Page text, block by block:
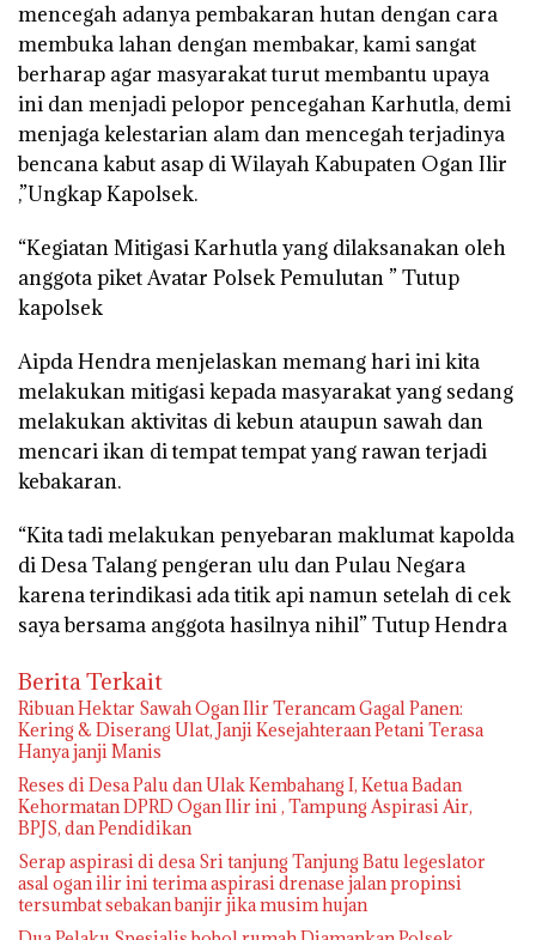
mencegah adanya pembakaran hutan dengan cara
membuka lahan dengan membakar, kami sangat
berharap agar masyarakat turut membantu upaya
ini dan menjadi pelopor pencegahan Karhutla, demi
menjaga kelestarian alam dan mencegah terjadinya
bencana kabut asap di Wilayah Kabupaten Ogan Ilir
,”Ungkap Kapolsek.
“Kegiatan Mitigasi Karhutla yang dilaksanakan oleh
anggota piket Avatar Polsek Pemulutan ” Tutup
kapolsek
Aipda Hendra menjelaskan memang hari ini kita
melakukan mitigasi kepada masyarakat yang sedang
melakukan aktivitas di kebun ataupun sawah dan
mencari ikan di tempat tempat yang rawan terjadi
kebakaran.
“Kita tadi melakukan penyebaran maklumat kapolda
di Desa Talang pengeran ulu dan Pulau Negara
karena terindikasi ada titik api namun setelah di cek
saya bersama anggota hasilnya nihil” Tutup Hendra
Berita Terkait
Ribuan Hektar Sawah Ogan Ilir Terancam Gagal Panen:
Kering & Diserang Ulat, Janji Kesejahteraan Petani Terasa
Reses di Desa Palu dan Ulak Kembahang I, Ketua Badan
Kehormatan DPRD Ogan Ilir ini , Tampung Aspirasi Air,
BPJS, dan Pendidikan
Serap aspirasi di desa Sri tanjung Tanjung Batu legeslator
asal ogan ilir ini terima aspirasi drenase jalan propinsi
tersumbat sebakan banjir jika musim hujan